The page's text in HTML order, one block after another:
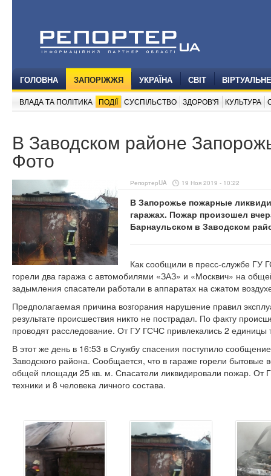
ГОЛОВНА ЗАПОРІЖЖЯ УКРАЇНА СВІТ
ВЛАДА ТА ПОЛІТИКА ПОДІЇ СУСПІЛЬСТВО ЗДОРОВ'Я КУЛЬТУРА
В Заводском районе
Фото
РепортерUA 19 Ноя 2019 - 10:22
В Запорожье пожарные
гаражах. Пожар произошел
Барнаульском в Заводском
Как сообщили в пресс-службе ГУ
горели два гаража с автомобилями «ЗАЗ» и «Москвич» на
задымления спасатели работали в аппаратах на сжатом
Предполагаемая причина возгорания нарушение правил
результате происшествия никто не пострадал. По факту
проводят расследование. От ГУ ГСЧС привлекались 2 единицы
В этот же день в 16:53 в Службу спасения поступило
Заводского района. Сообщается, что в гараже горели
общей площади 25 кв. м. Спасатели ликвидировали пожар. От
техники и 8 человека личного состава.